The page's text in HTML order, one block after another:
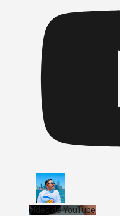
Vídeo de YouTube